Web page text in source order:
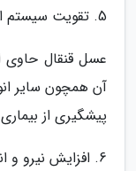
5. تقویت سیستم ایمنی بدن
عسل قنقال حاوی
آن همچون سایر
پیشگیری از
6. افزایش نیرو و انرژی